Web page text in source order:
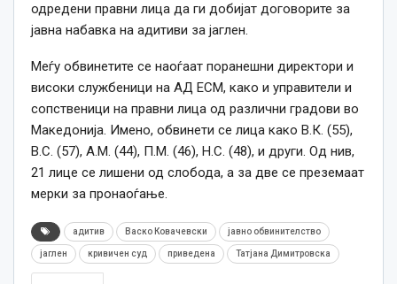
одредени правни лица да ги добијат договорите за
јавна набавка на адитиви за јаглен.
Меѓу обвинетите се наоѓаат поранешни директори и
високи службеници на АД ЕСМ, како и управители и
сопственици на правни лица од различни градови во
Македонија. Имено, обвинети се лица како В.К. (55),
В.С. (57), А.М. (44), П.М. (46), Н.С. (48), и други. Од нив,
21 лице се лишени од слобода, а за две се преземаат
мерки за пронаоѓање.
адитив Васко Ковачевски јавно обвинителство
јаглен кривичен суд приведена Татјана Димитровска